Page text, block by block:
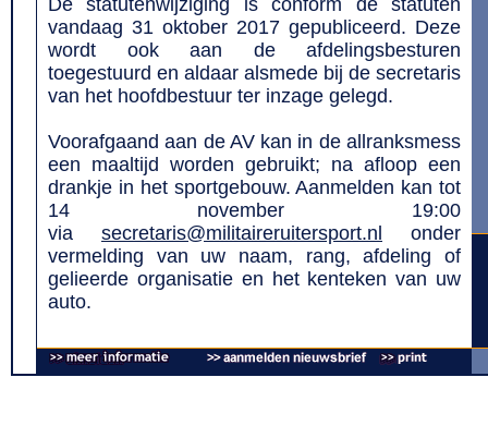
De statutenwijziging is conform de statuten
vandaag 31 oktober 2017 gepubliceerd. Deze
wordt ook aan de afdelingsbesturen
toegestuurd en aldaar alsmede bij de secretaris
van het hoofdbestuur ter inzage gelegd.
Voorafgaand aan de AV kan in de allranksmess
een maaltijd worden gebruikt; na afloop een
drankje in het sportgebouw. Aanmelden kan tot
14 november 19:00
via secretaris@militaireruitersport.nl
onder
vermelding van uw naam, rang, afdeling of
gelieerde organisatie en het kenteken van uw
auto.